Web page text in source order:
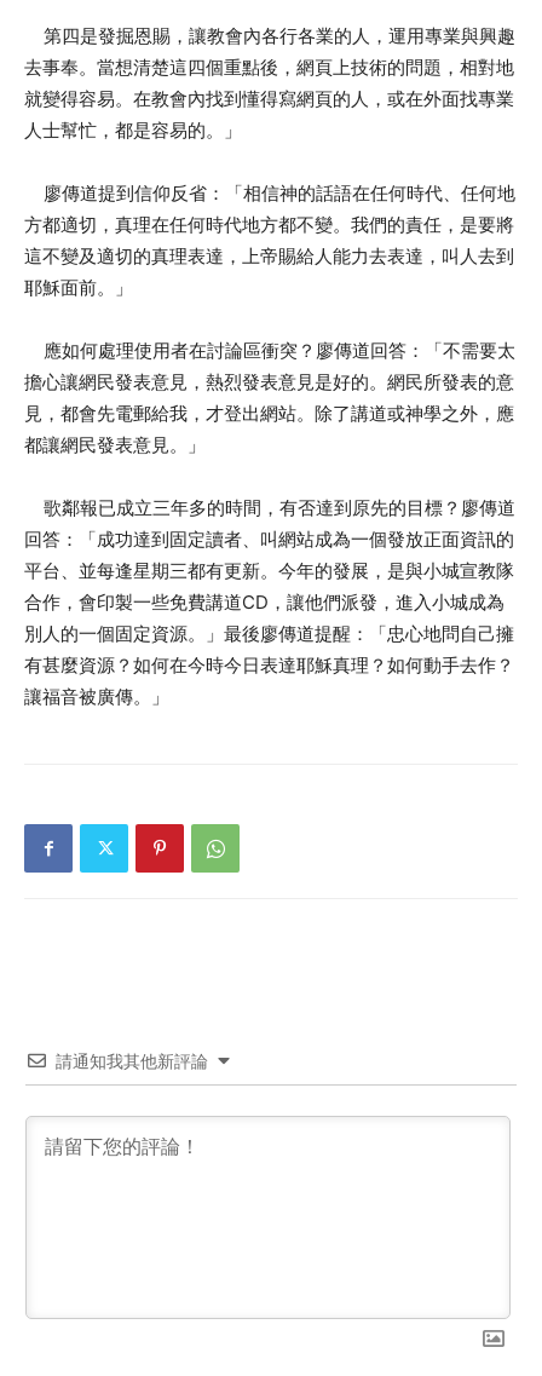
第四是發掘恩賜，讓教會內各行各業的人，運用專業與興趣
去事奉。當想清楚這四個重點後，網頁上技術的問題，相對地
就變得容易。在教會內找到懂得寫網頁的人，或在外面找專業
人士幫忙，都是容易的。」
廖傳道提到信仰反省：「相信神的話語在任何時代、任何地
方都適切，真理在任何時代地方都不變。我們的責任，是要將
這不變及適切的真理表達，上帝賜給人能力去表達，叫人去到
耶穌面前。」
應如何處理使用者在討論區衝突？廖傳道回答：「不需要太
擔心讓網民發表意見，熱烈發表意見是好的。網民所發表的意
見，都會先電郵給我，才登出網站。除了講道或神學之外，應
都讓網民發表意見。」
歌鄰報已成立三年多的時間，有否達到原先的目標？廖傳道
回答：「成功達到固定讀者、叫網站成為一個發放正面資訊的
平台、並每逢星期三都有更新。今年的發展，是與小城宣教隊
合作，會印製一些免費講道CD，讓他們派發，進入小城成為
別人的一個固定資源。」最後廖傳道提醒：「忠心地問自己擁
有甚麼資源？如何在今時今日表達耶穌真理？如何動手去作？
讓福音被廣傳。」
請通知我其他新評論